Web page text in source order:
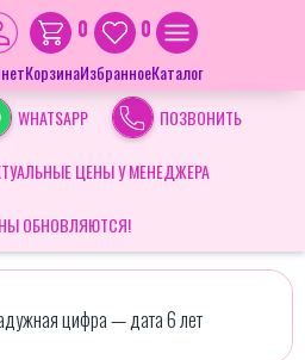
0
Корзина
0
ИзбранноеКаталог
WHATSAPP ПОЗВОНИТЬ
ЦЕНЫ У МЕНЕДЖЕРА
ОБНОВЛЯЮТСЯ!
цифра — дата 6 лет